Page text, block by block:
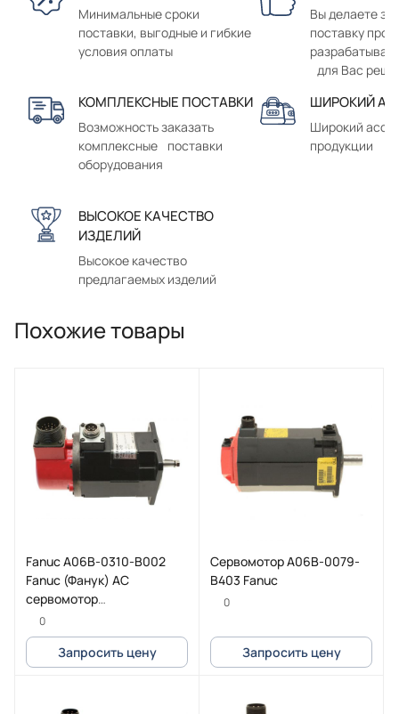
Минимальные сроки
поставки, выгодные и гибкие
условия оплаты
Вы делаете
поставку
для Вас
КОМПЛЕКСНЫЕ ПОСТАВКИ
Возможность заказать
комплексные поставки
оборудования
ШИРОКИЙ
Широкий
продукции
ВЫСОКОЕ КАЧЕСТВО
ИЗДЕЛИЙ
Высокое качество
предлагаемых изделий
Похожие товары
Fanuc A06B-0310-B002
Fanuc (Фанук) AC
сервомотор
(серводвигатель) 2-0S
2500P
0
Запросить цену
Cервомотор A06B-0079-
B403 Fanuc
0
Запросить цену